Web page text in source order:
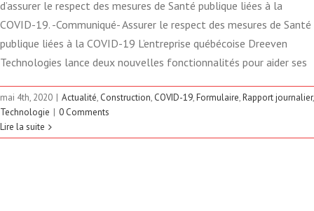
d’assurer le respect des mesures de Santé publique liées à la
COVID-19. -Communiqué- Assurer le respect des mesures de Santé
publique liées à la COVID-19 L’entreprise québécoise Dreeven
Technologies lance deux nouvelles fonctionnalités pour aider ses
mai 4th, 2020 | Actualité, Construction, COVID-19,Formulaire,Rapport journalier,
Technologie | 0 Comments
Lire la suite